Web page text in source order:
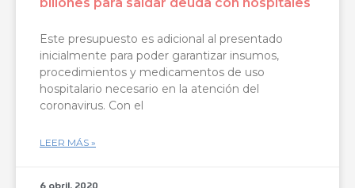
Este presupuesto es adicional al presentado
inicialmente para poder garantizar insumos,
procedimientos y medicamentos de uso
hospitalario necesario en la atención del
coronavirus. Con el
LEER MÁS »